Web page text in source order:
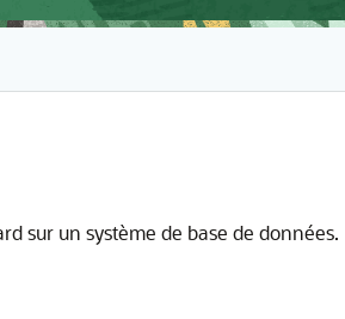
sur un système de base de données.